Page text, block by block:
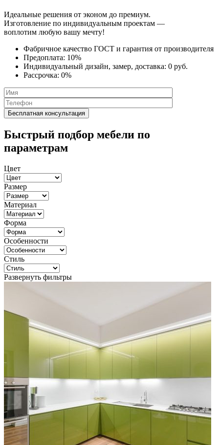
Идеальные решения от эконом до премиум.
Изготовление по индивидуальным проектам —
воплотим любую вашу мечту!
Фабричное качество ГОСТ и гарантия от производителя
Предоплата: 10%
Индивидуальный дизайн, замер, доставка: 0 руб.
Рассрочка: 0%
Быстрый подбор мебели по
параметрам
Цвет
Размер
Материал
Форма
Особенности
Стиль
Развернуть фильтры